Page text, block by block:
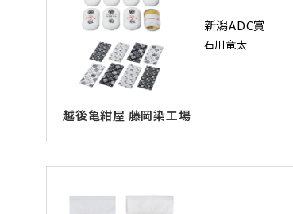
新潟ADC賞
石川竜太
越後亀紺屋 藤岡染工場